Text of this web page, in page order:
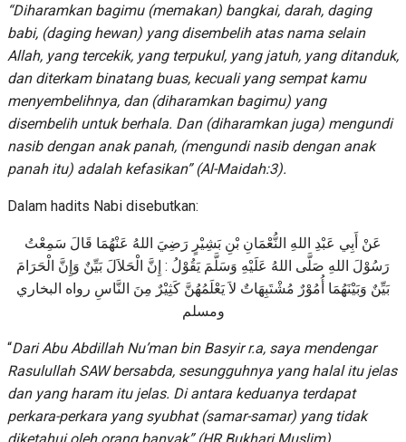
“Diharamkan bagimu (memakan) bangkai, darah, daging
babi, (daging hewan) yang disembelih atas nama selain
Allah, yang tercekik, yang terpukul, yang jatuh, yang ditanduk,
dan diterkam binatang buas, kecuali yang sempat kamu
menyembelihnya, dan (diharamkan bagimu) yang
disembelih untuk berhala. Dan (diharamkan juga) mengundi
nasib dengan anak panah, (mengundi nasib dengan anak
panah itu) adalah kefasikan” (Al-Maidah:3).
Dalam hadits Nabi disebutkan:
عَنْ أَبِي عَبْدِ اللهِ النُّعْمَانِ بْنِ بَشِيْرٍ رَضِيَ اللهُ عَنْهُمَا قَالَ سَمِعْتُ
رَسُوْلَ اللهِ صَلَّى اللهُ عَلَيْهِ وَسَلَّمَ يَقُوْلُ : إِنَّ الْحَلاَلَ بَيِّنٌ وَإِنَّ الْحَرَامَ
بَيِّنٌ وَبَيْنَهُمَا أُمُوْرٌ مُشْتَبِهَاتٌ لاَ يَعْلَمُهُنَّ كَثِيْرٌ مِنَ النَّاسِ رواه البخاري
ومسلم
“Dari Abu Abdillah Nu’man bin Basyir r.a, saya mendengar
Rasulullah SAW bersabda, sesungguhnya yang halal itu jelas
dan yang haram itu jelas. Di antara keduanya terdapat
perkara-perkara yang syubhat (samar-samar) yang tidak
diketahui oleh orang banyak” (HR Bukhari Muslim).